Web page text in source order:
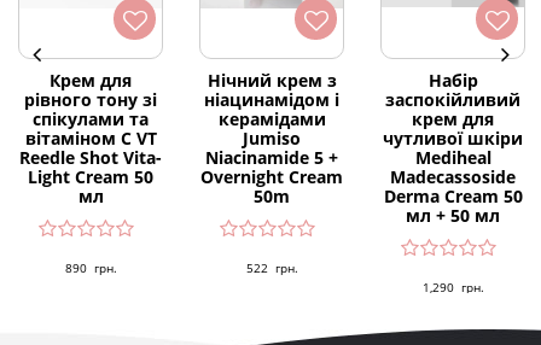
Крем для
рівного тону зі
спікулами та
вітаміном С VT
Reedle Shot Vita-
Light Cream 50
мл
890 грн.
Нічний крем з
ніацинамідом і
керамідами
Jumiso
Niacinamide 5 +
Overnight Cream
50m
522 грн.
Набір
заспокійливий
крем для
чутливої шкіри
Mediheal
Madecassoside
Derma Cream 50
мл + 50 мл
1,290 грн.